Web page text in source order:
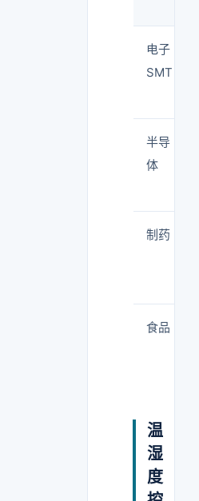
电子
SMT
半导
体
制药
食品
温
湿
度